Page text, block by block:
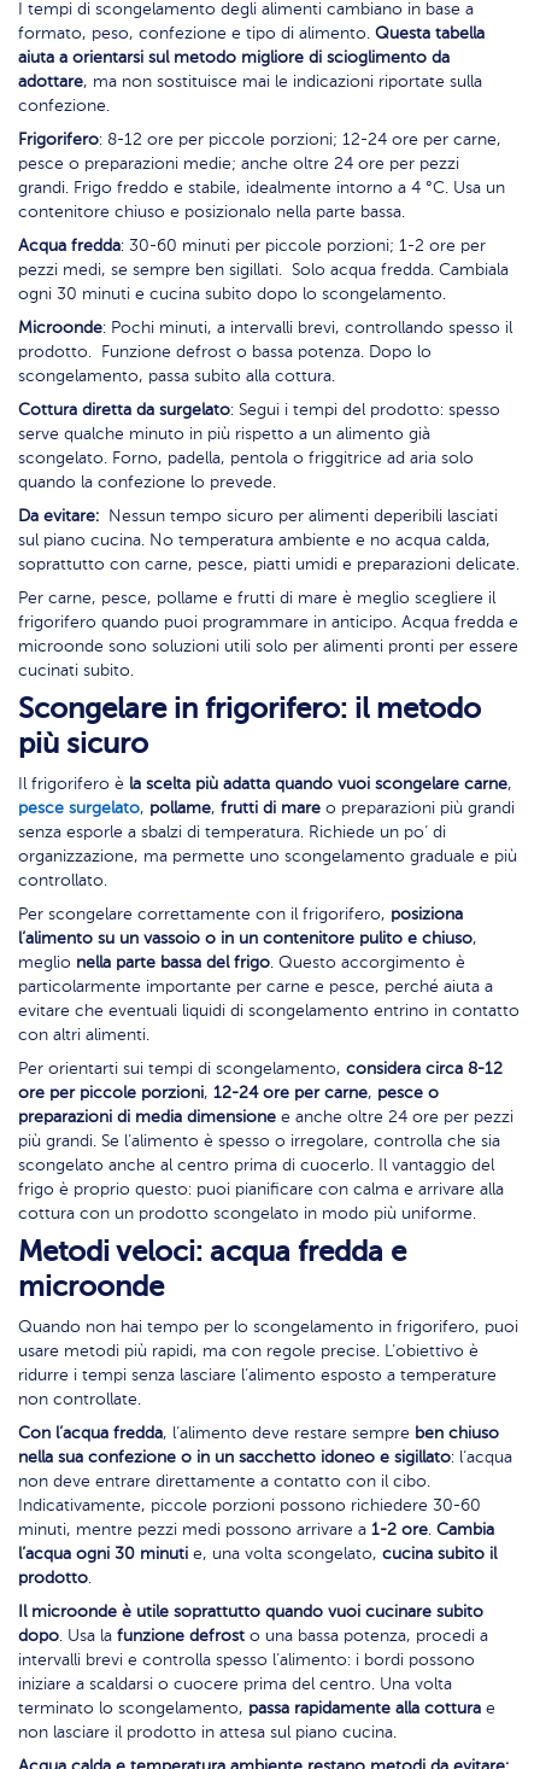
I tempi di scongelamento degli alimenti cambiano in base a
formato, peso, confezione e tipo di alimento. Questa tabella
aiuta a orientarsi sul metodo migliore di scioglimento da
adottare, ma non sostituisce mai le indicazioni riportate sulla
confezione.
Frigorifero: 8-12 ore per piccole porzioni; 12-24 ore per carne,
pesce o preparazioni medie; anche oltre 24 ore per pezzi
grandi. Frigo freddo e stabile, idealmente intorno a 4 °C. Usa un
contenitore chiuso e posizionalo nella parte bassa.
Acqua fredda: 30-60 minuti per piccole porzioni; 1-2 ore per
pezzi medi, se sempre ben sigillati. Solo acqua fredda. Cambiala
ogni 30 minuti e cucina subito dopo lo scongelamento.
Microonde: Pochi minuti, a intervalli brevi, controllando spesso il
prodotto. Funzione defrost o bassa potenza. Dopo lo
scongelamento, passa subito alla cottura.
Cottura diretta da surgelato: Segui i tempi del prodotto: spesso
serve qualche minuto in più rispetto a un alimento già
scongelato. Forno, padella, pentola o friggitrice ad aria solo
quando la confezione lo prevede.
Da evitare: Nessun tempo sicuro per alimenti deperibili lasciati
sul piano cucina. No temperatura ambiente e no acqua calda,
soprattutto con carne, pesce, piatti umidi e preparazioni delicate.
Per carne, pesce, pollame e frutti di mare è meglio scegliere il
frigorifero quando puoi programmare in anticipo. Acqua fredda e
microonde sono soluzioni utili solo per alimenti pronti per essere
cucinati subito.
Scongelare in frigorifero: il metodo
più sicuro
Il frigorifero è la scelta più adatta quando vuoi scongelare carne,
pesce surgelato, pollame, frutti di mare o preparazioni più grandi
senza esporle a sbalzi di temperatura. Richiede un po’ di
organizzazione, ma permette uno scongelamento graduale e più
controllato.
Per scongelare correttamente con il frigorifero, posiziona
l’alimento su un vassoio o in un contenitore pulito e chiuso,
meglio nella parte bassa del frigo. Questo accorgimento è
particolarmente importante per carne e pesce, perché aiuta a
evitare che eventuali liquidi di scongelamento entrino in contatto
con altri alimenti.
Per orientarti sui tempi di scongelamento, considera circa 8-12
ore per piccole porzioni, 12-24 ore per carne, pesce o
preparazioni di media dimensione e anche oltre 24 ore per pezzi
più grandi. Se l’alimento è spesso o irregolare, controlla che sia
scongelato anche al centro prima di cuocerlo. Il vantaggio del
frigo è proprio questo: puoi pianificare con calma e arrivare alla
cottura con un prodotto scongelato in modo più uniforme.
Metodi veloci: acqua fredda e
microonde
Quando non hai tempo per lo scongelamento in frigorifero, puoi
usare metodi più rapidi, ma con regole precise. L’obiettivo è
ridurre i tempi senza lasciare l’alimento esposto a temperature
non controllate.
Con l’acqua fredda, l’alimento deve restare sempre ben chiuso
nella sua confezione o in un sacchetto idoneo e sigillato: l’acqua
non deve entrare direttamente a contatto con il cibo.
Indicativamente, piccole porzioni possono richiedere 30-60
minuti, mentre pezzi medi possono arrivare a 1-2 ore. Cambia
l’acqua ogni 30 minuti e, una volta scongelato, cucina subito il
prodotto.
Il microonde è utile soprattutto quando vuoi cucinare subito
dopo. Usa la funzione defrost o una bassa potenza, procedi a
intervalli brevi e controlla spesso l’alimento: i bordi possono
iniziare a scaldarsi o cuocere prima del centro. Una volta
terminato lo scongelamento, passa rapidamente alla cottura e
non lasciare il prodotto in attesa sul piano cucina.